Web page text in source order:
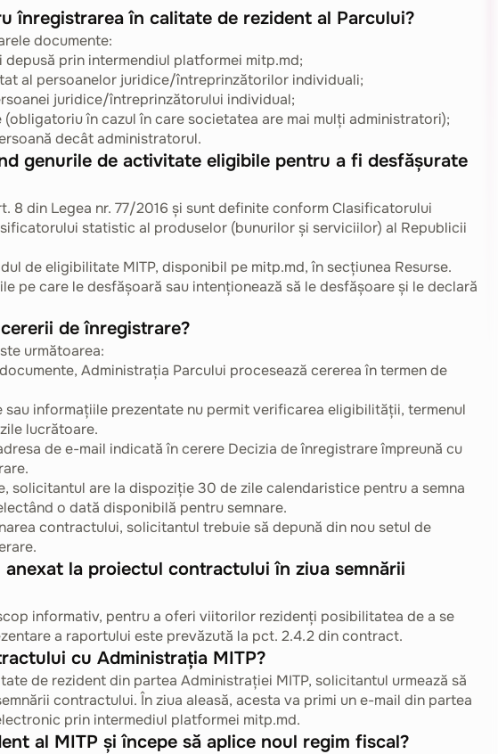
înregistrarea în calitate de rezident al Parcului?
documente:
prin intermendiul platformei mitp.md;
al persoanelor juridice/întreprinzătorilor individuali;
juridice/întreprinzătorului individual;
în cazul în care societatea are mai mulți administratori);
decât administratorul.
genurile de activitate eligibile pentru a fi desfășurate
8 din Legea nr. 77/2016 și sunt definite conform Clasificatorului
statistic al produselor (bunurilor și serviciilor) al Republicii
de eligibilitate MITP, disponibil pe mitp.md, în secțiunea Resurse.
pe care le desfășoară sau intenționează să le desfășoare și le declară
de înregistrare?
următoarea:
Administrația Parcului procesează cererea în termen de
informațiile prezentate nu permit verificarea eligibilității, termenul
lucrătoare.
de e-mail indicată în cerere Decizia de înregistrare împreună cu
solicitantul are la dispoziție 30 de zile calendaristice pentru a semna
o dată disponibilă pentru semnare.
contractului, solicitantul trebuie să depună din nou setul de
la proiectul contractului în ziua semnării
informativ, pentru a oferi viitorilor rezidenți posibilitatea de a se
a raportului este prevăzută la pct. 2.4.2 din contract.
cu Administrația MITP?
de rezident din partea Administrației MITP, solicitantul urmează să
contractului. În ziua aleasă, acesta va primi un e-mail din partea
prin intermediul platformei mitp.md.
al MITP și începe să aplice noul regim fiscal?